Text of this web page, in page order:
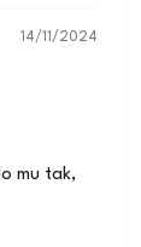
14/11/2024
mu tak,